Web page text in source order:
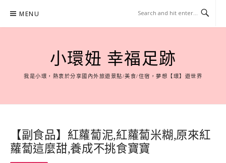
content
MENU
小環妞 幸福足跡
我是小環，熱衷於分享國內外旅遊景點/美食/住宿，夢想【環】遊世界
【副食品】紅蘿蔔泥,紅蘿蔔米糊,原來紅
蘿蔔這麼甜,養成不挑食寶寶